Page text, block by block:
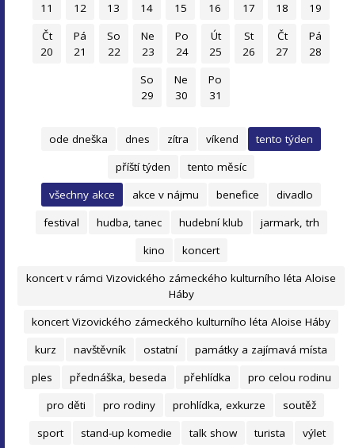
11
12
13
14
15
16
17
18
19
Čt
20
Pá
21
So
22
Ne
23
Po
24
Út
25
St
26
Čt
27
Pá
28
So
29
Ne
30
Po
31
ode dneška dnes zítra víkend
tento týden
příští týden
tento měsíc
všechny akce
akce v nájmu benefice
divadlo
festival
hudba, tanec hudební klub
jarmark, trh
kino
koncert
koncert v rámci Vizovického zámeckého kulturního léta Aloise
Háby
koncert Vizovického zámeckého kulturního léta Aloise Háby
kurz
navštěvník ostatní
památky a zajímavá místa
ples
přednáška, beseda přehlídka
pro celou rodinu
pro děti
pro rodiny prohlídka, exkurze
soutěž
sport
stand-up komedie talk show turista
výlet